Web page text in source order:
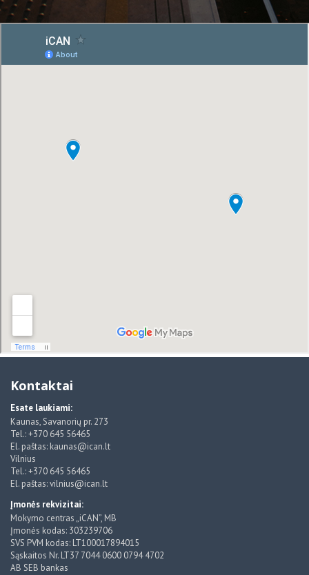
Kontaktai
Esate laukiami:
Kaunas, Savanorių pr. 273
Tel.: +370 645 56465
El. paštas: kaunas@ican.lt
Vilnius
Tel.: +370 645 56465
El. paštas: vilnius@ican.lt
Įmonės rekvizitai:
Mokymo centras „iCAN”, MB
Įmonės kodas: 303239706
SVS PVM kodas: LT100017894015
Sąskaitos Nr. LT37 7044 0600 0794 4702
AB SEB bankas